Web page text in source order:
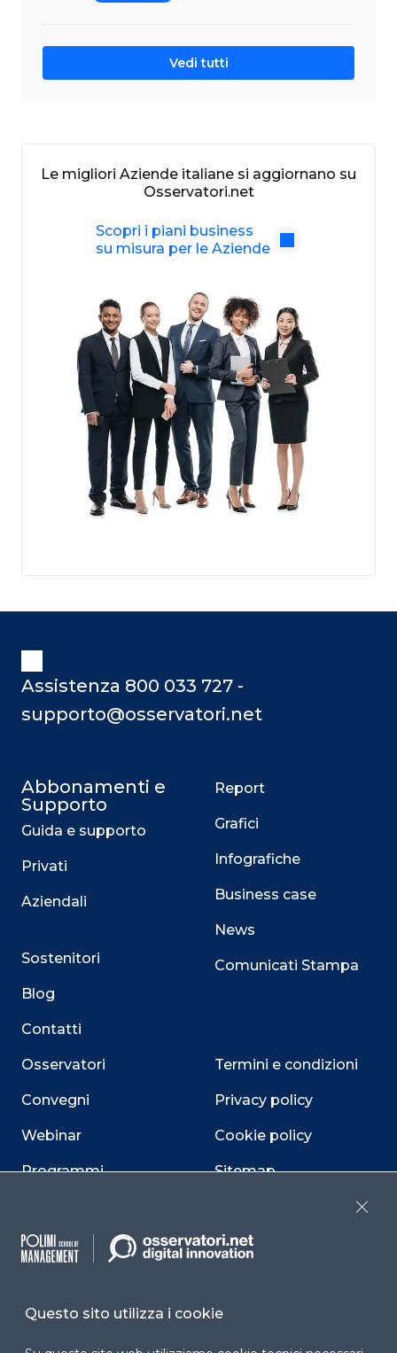
Vedi tutti
Le migliori Aziende italiane si aggiornano su
Osservatori.net
Scopri i piani business
su misura per le Aziende
Assistenza 800 033 727 -
supporto@osservatori.net
Abbonamenti e
Supporto
Guida e supporto
Privati
Aziendali
Sostenitori
Blog
Contatti
Osservatori
Convegni
Webinar
Programmi
Report
Grafici
Infografiche
Business case
News
Comunicati Stampa
Termini e condizioni
Privacy policy
Cookie policy
Sitemap
Questo sito utilizza i cookie